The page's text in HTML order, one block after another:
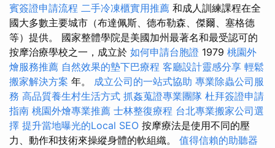
賓簽證申請流程 二手冷凍櫃實用推薦 和成人訓練課程在全
國大多數主要城市（布達佩斯、德布勒森、傑爾、塞格德
等）提供。 國家整體學院是美國加州最著名和最受認可的
按摩治療學校之一，成立於 如何申請台胞證 1979 桃園外
燴服務推薦 自然效果的墊下巴療程 客廳設計靈感分享 輕鬆
搬家解決方案 年。 成立公司的一站式協助 專業除蟲公司服
務 高品質養生村生活方式 抓姦蒐證專業團隊 杜拜簽證申請
指南 桃園外燴專業推薦 士林整復療程 台北專業搬家公司選
擇 提升當地曝光的Local SEO 按摩療法是使用不同的壓
力、動作和技術來操縱身體的軟組織。 值得信賴的助聽器